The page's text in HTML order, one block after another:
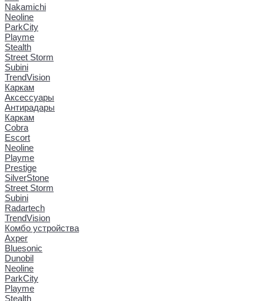
Nakamichi
Neoline
ParkCity
Playme
Stealth
Street Storm
Subini
TrendVision
Каркам
Аксессуары
Антирадары
Каркам
Cobra
Escort
Neoline
Playme
Prestige
SilverStone
Street Storm
Subini
Radartech
TrendVision
Комбо устройства
Axper
Bluesonic
Dunobil
Neoline
ParkCity
Playme
Stealth